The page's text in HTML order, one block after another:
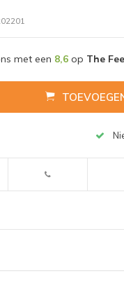
met een 8,6op The